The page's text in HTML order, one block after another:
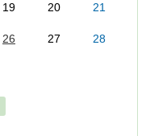
19 20 21
26 27
28